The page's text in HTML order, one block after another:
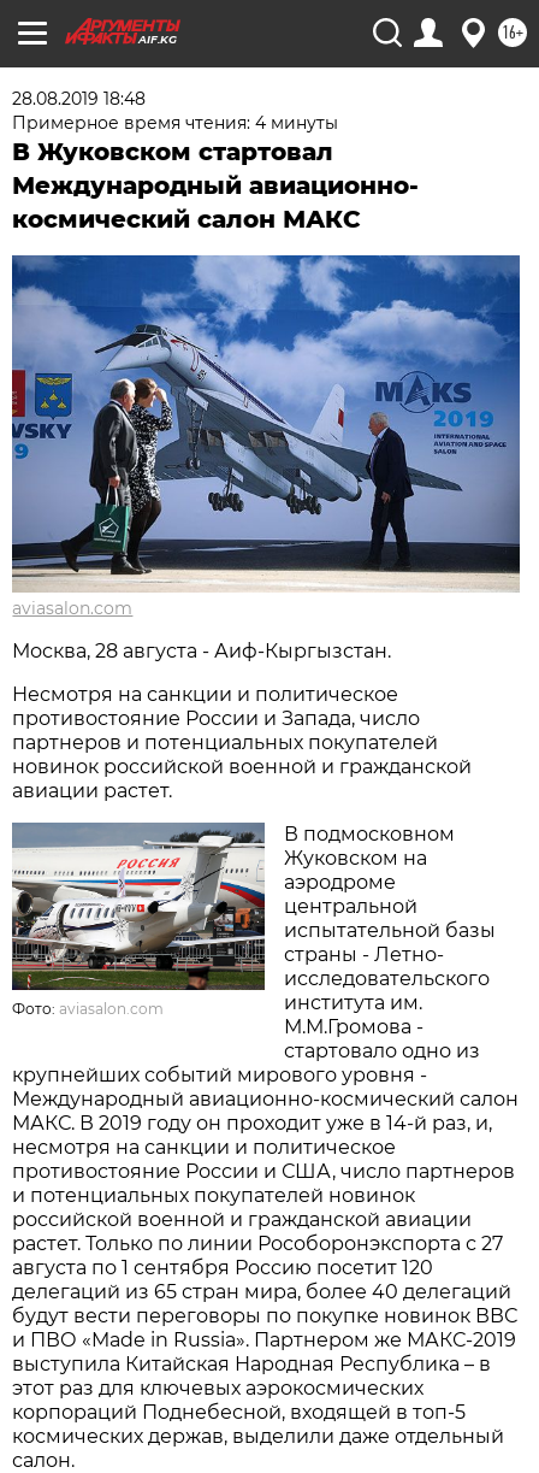
AIF.KG 16+
28.08.2019 18:48
Примерное время чтения: 4 минуты
В Жуковском стартовал
Международный авиационно-
космический салон МАКС
aviasalon.com
Москва, 28 августа - Аиф-Кыргызстан.
Несмотря на санкции и политическое
противостояние России и Запада, число
партнеров и потенциальных покупателей
новинок российской военной и гражданской
авиации растет.
Фото:aviasalon.com
В подмосковном
Жуковском на
аэродроме
центральной
испытательной базы
страны - Летно-
исследовательского
института им.
М.М.Громова -
стартовало одно из
крупнейших событий мирового уровня -
Международный авиационно-космический салон
МАКС. В 2019 году он проходит уже в 14-й раз, и,
несмотря на санкции и политическое
противостояние России и США, число партнеров
и потенциальных покупателей новинок
российской военной и гражданской авиации
растет. Только по линии Рособоронэкспорта с 27
августа по 1 сентября Россию посетит 120
делегаций из 65 стран мира, более 40 делегаций
будут вести переговоры по покупке новинок ВВС
и ПВО «Made in Russia». Партнером же МАКС-2019
выступила Китайская Народная Республика – в
этот раз для ключевых аэрокосмических
корпораций Поднебесной, входящей в топ-5
космических держав, выделили даже отдельный
салон.